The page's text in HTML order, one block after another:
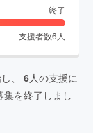
終了
支援者数6 人
、 6人の支援に
集を終了しまし